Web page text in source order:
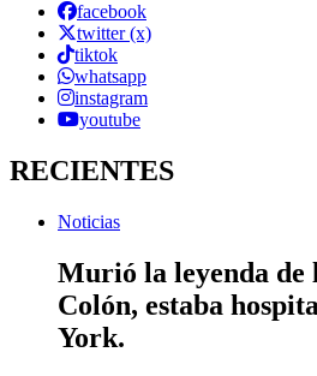
facebook
twitter (x)
tiktok
whatsapp
instagram
youtube
RECIENTES
Noticias
Murió la leyenda de
Colón, estaba
York.